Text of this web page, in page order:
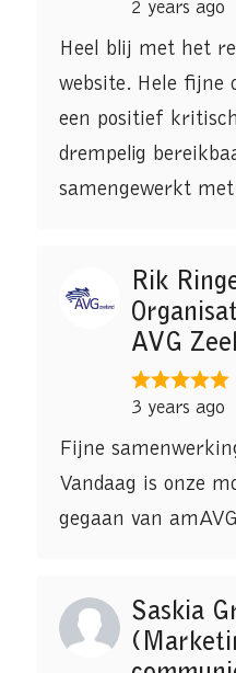
2 years ago
Heel blij met het
website. Hele fijne
een positief
drempelig
samengewerkt
Rik
AVG
3 years ago
Fijne
Vandaag is onze
gegaan van
Saskia